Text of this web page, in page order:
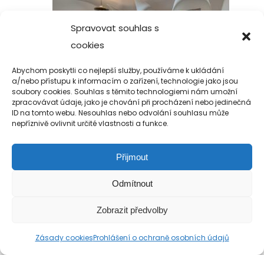
Spravovat souhlas s
cookies
Abychom poskytli co nejlepší služby, používáme k ukládání
a/nebo přístupu k informacím o zařízení, technologie jako jsou
soubory cookies. Souhlas s těmito technologiemi nám umožní
zpracovávat údaje, jako je chování při procházení nebo jedinečná
ID na tomto webu. Nesouhlas nebo odvolání souhlasu může
nepříznivě ovlivnit určité vlastnosti a funkce.
Přijmout
Odmítnout
Zobrazit předvolby
Zásady cookiesProhlášení o ochraně osobních údajů
Copyright 2019-2026 Alfa Human Service
/ TM Servis - the technical motion s.r.o.